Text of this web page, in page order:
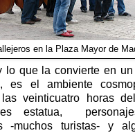
en la Plaza Mayor de
lo que la convierte en
es el ambiente
veinticuatro horas
estatua,
-muchos turistas- y